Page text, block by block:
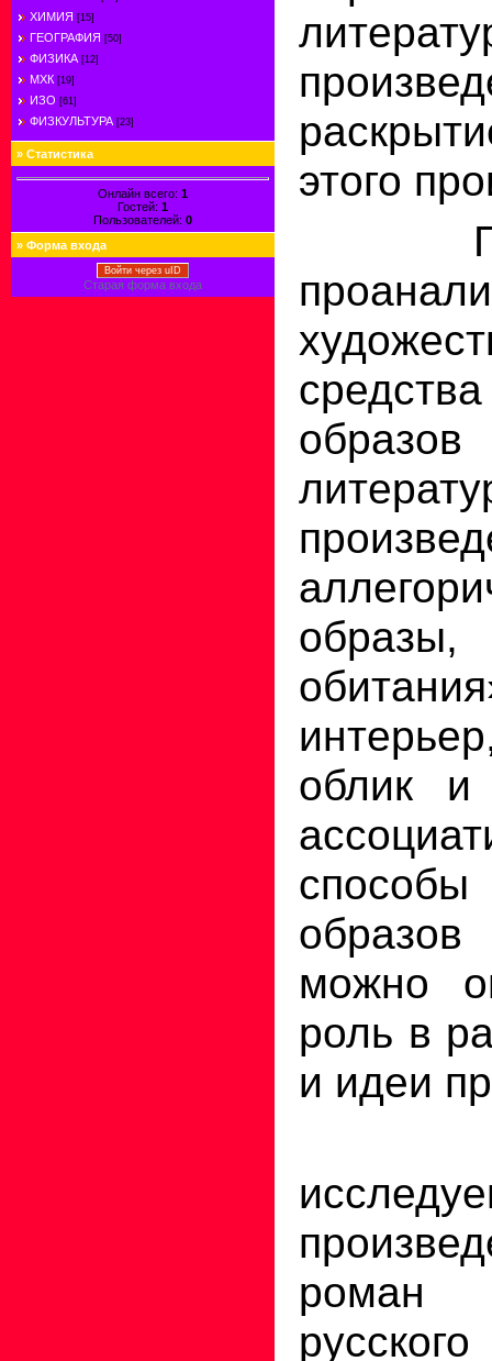
ХИМИЯ [15]
ГЕОГРАФИЯ [50]
ФИЗИКА [12]
МХК [19]
ИЗО [61]
ФИЗКУЛЬТУРА [23]
» Статистика
Онлайн всего: 1
Гостей: 1
Пользователей: 0
» Форма входа
Войти через uID
Старая форма входа
этого
облик и
можно
роль в
и идеи
роман